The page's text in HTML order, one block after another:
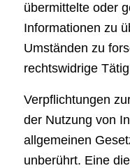
übermittelte oder
Informationen zu
Umständen zu
rechtswidrige
Verpflichtungen
der Nutzung von
allgemeinen
unberührt. Eine